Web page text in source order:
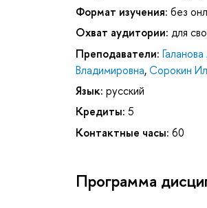
Формат изучения: без
Охват аудитории: для
Преподаватели:
Владимировна,Сорокин
Язык: русский
Кредиты: 5
Контактные часы: 60
Программа